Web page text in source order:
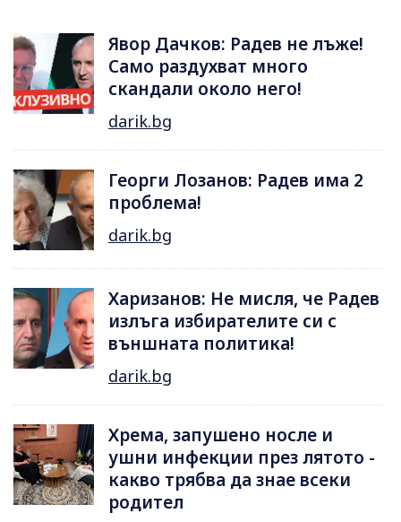
Явор Дачков: Радев не лъже!
Само раздухват много
скандали около него!
darik.bg
Георги Лозанов: Радев има 2
проблема!
darik.bg
Харизанов: Не мисля, че Радев
излъга избирателите си с
външната политика!
darik.bg
Хрема, запушено носле и
ушни инфекции през лятотo -
какво трябва да знае всеки
родител